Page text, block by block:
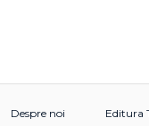
Despre noi
Editura